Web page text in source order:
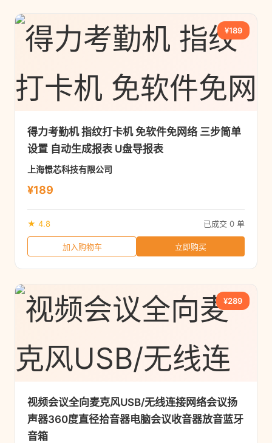
¥189
得力考勤机 指纹打卡机 免软件免网络 三步简单
设置 自动生成报表 U盘导报表
上海憬芯科技有限公司
¥189
★ 4.8 已成交 0 单
加入购物车 立即购买
¥289
视频会议全向麦克风USB/无线连接网络会议扬
声器360度直径拾音器电脑会议收音器放音蓝牙
音箱